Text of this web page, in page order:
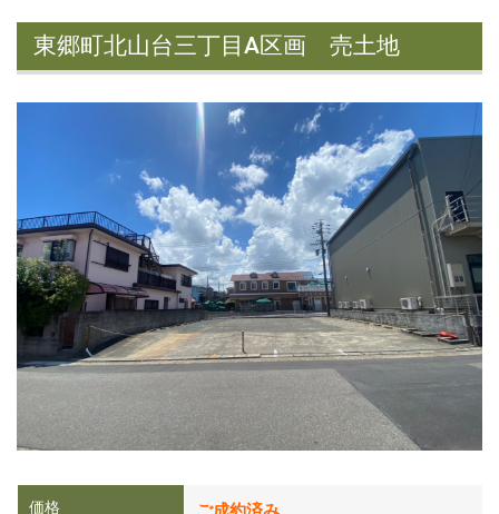
東郷町北山台三丁目A区画 売土地
価格